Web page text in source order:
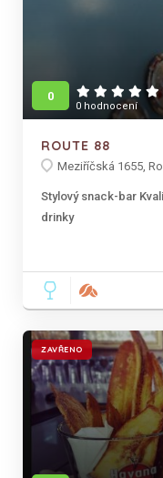
0
0 hodnocení
ROUTE 88
Meziříčská 1655,
Stylový snack-bar
drinky
ZAVŘENO